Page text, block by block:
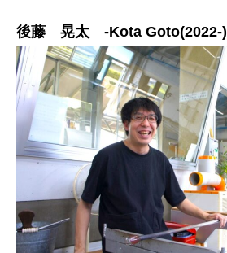
後藤 晃太 -Kota Goto(2022-)